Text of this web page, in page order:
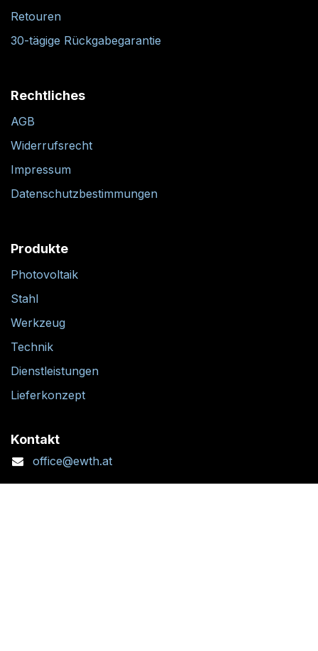
Retouren
30-tägige Rückgabegarantie
Rechtliches
AGB
Widerrufsrecht
Impressum
Datenschutzbestimmungen
Produkte
Photovoltaik
Stahl
Werkzeug
Technik
Dienstleistungen
Lieferkonzept
Kontakt
office@ewth.at